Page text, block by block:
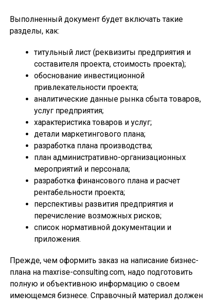
Выполненный документ будет включать такие
разделы, как:
титульный лист (реквизиты предприятия и
составителя проекта, стоимость проекта);
обоснование инвестиционной
привлекательности проекта;
аналитические данные рынка сбыта товаров,
услуг предприятия;
характеристика товаров и услуг;
детали маркетингового плана;
разработка плана производства;
план административно-организационных
мероприятий и персонала;
разработка финансового плана и расчет
рентабельности проекта;
перспективы развития предприятия и
перечисление возможных рисков;
список нормативной документации и
приложения.
Прежде, чем оформить заказ на написание бизнес-
плана на maxrise-consulting.com, надо подготовить
полную и объективною информацию о своем
имеющемся бизнесе. Справочный материал должен